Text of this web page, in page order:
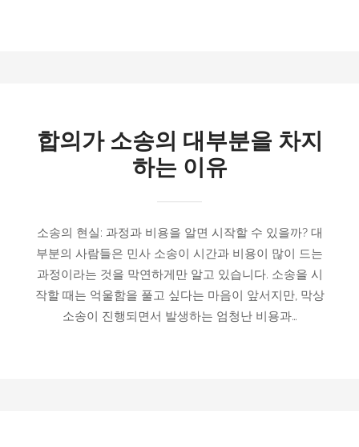
합의가 소송의 대부분을 차지
하는 이유
소송의 현실: 과정과 비용을 알면 시작할 수 있을까? 대
부분의 사람들은 민사 소송이 시간과 비용이 많이 드는
과정이라는 것을 막연하게만 알고 있습니다. 소송을 시
작할 때는 억울함을 풀고 싶다는 마음이 앞서지만, 막상
소송이 진행되면서 발생하는 엄청난 비용과…